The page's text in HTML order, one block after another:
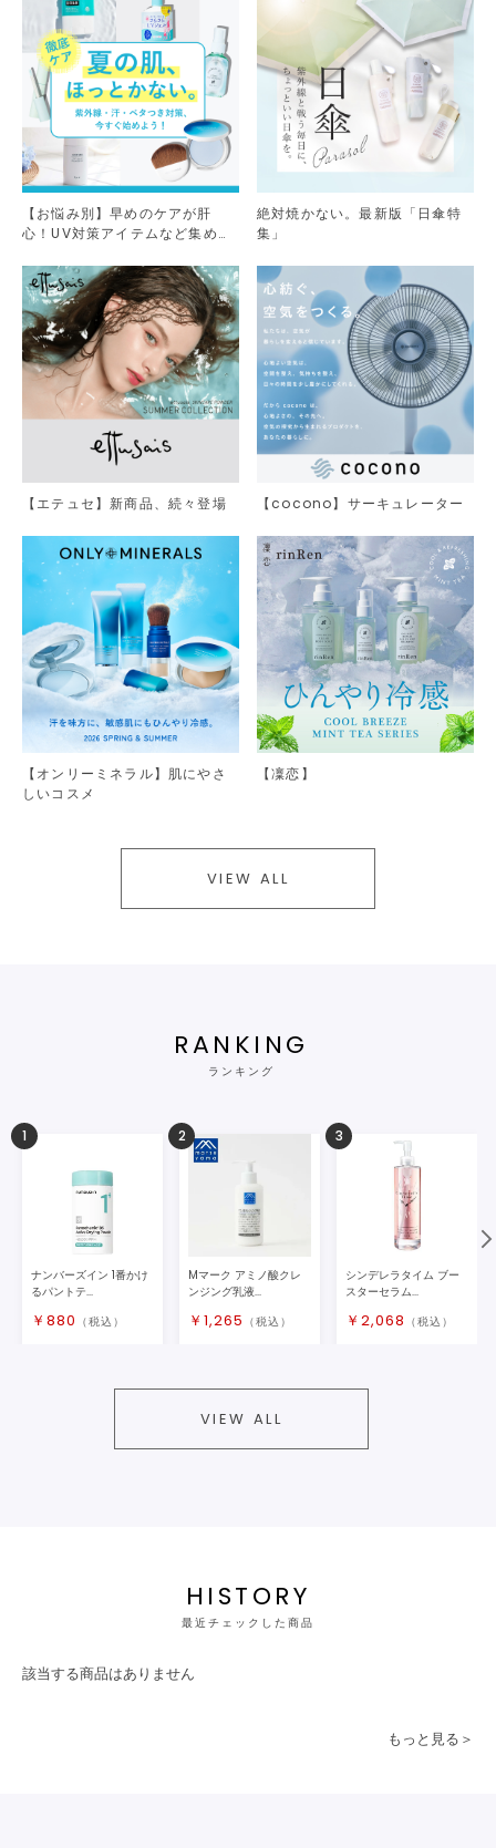
【お悩み別】早めのケアが肝
心！UV対策アイテムなど集めま
絶対焼かない。最新版「日傘特
集」
【エテュセ】新商品、続々登場 【cocono】サーキュレーター
【オンリーミネラル】肌にやさ
しいコスメ
【凜恋】
VIEW ALL
RANKING
ランキング
1
ナンバーズイン 1番かけ
るパントテ...
￥ 880 （税込）
2
Mマーク アミノ酸クレ
ンジング乳液...
￥ 1,265 （税込）
3
シンデレラタイム ブー
スターセラム...
￥ 2,068 （税込）
VIEW ALL
HISTORY
最近チェックした商品
該当する商品はありません
もっと見る＞